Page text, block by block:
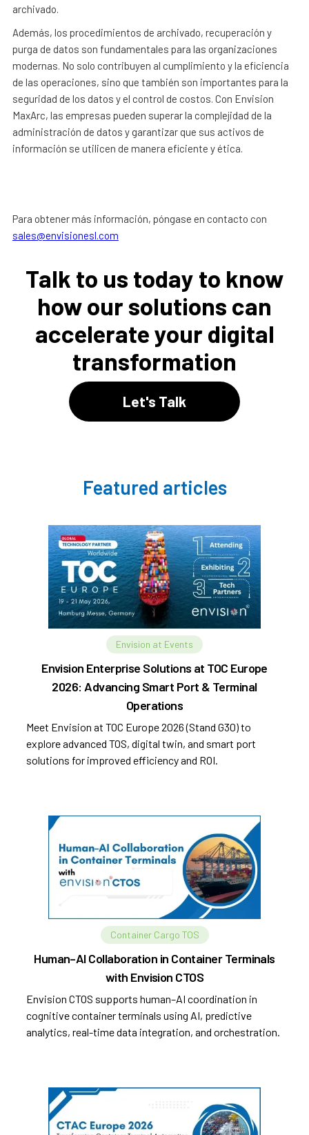
archivado.
Además, los procedimientos de archivado, recuperación y
purga de datos son fundamentales para las organizaciones
modernas. No solo contribuyen al cumplimiento y la eficiencia
de las operaciones, sino que también son importantes para la
seguridad de los datos y el control de costos. Con Envision
MaxArc, las empresas pueden superar la complejidad de la
administración de datos y garantizar que sus activos de
información se utilicen de manera eficiente y ética.
Para obtener más información, póngase en contacto con
sales@envisionesl.com
Talk to us today to know
how our solutions can
accelerate your digital
transformation
Let's Talk
Featured articles
Envision at Events
Envision Enterprise Solutions at TOC Europe
2026: Advancing Smart Port & Terminal
Operations
Meet Envision at TOC Europe 2026 (Stand G30) to
explore advanced TOS, digital twin, and smart port
solutions for improved efficiency and ROI.
Container Cargo TOS
Human–AI Collaboration in Container Terminals
with Envision CTOS
Envision CTOS supports human–AI coordination in
cognitive container terminals using AI, predictive
analytics, real-time data integration, and orchestration.